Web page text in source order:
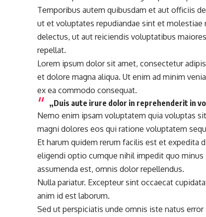
Temporibus autem quibusdam et aut officiis
ut et voluptates repudiandae sint et molestiae
delectus, ut aut reiciendis voluptatibus
repellat.
Lorem ipsum dolor sit amet, consectetur
et dolore magna aliqua. Ut enimad minim
ex ea commodo consequat.
„Duis aute irure dolor in reprehenderit in
Nemo enim ipsam voluptatem quia voluptas
magni dolores eos qui ratione voluptatem
Et harum quidem rerum facilis est et
eligendi optio cumquenihil impedit quo minus
assumenda est, omnis dolor repellendus.
Nulla pariatur. Excepteur sint occaecat
anim id est laborum.
Sed ut perspiciatis unde omnis iste natus